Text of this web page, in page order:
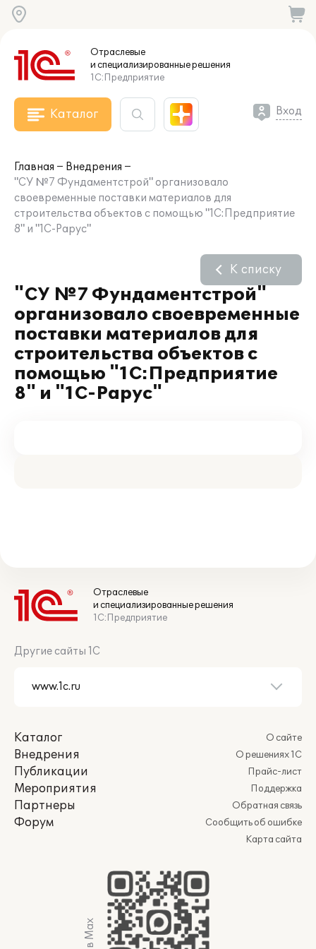
Отраслевые
и специализированныерешения
1С:Предприятие
Каталог Вход
Главная
Внедрения
"СУ №7 Фундаментстрой" организовало
своевременные поставки материалов для
строительства объектов с помощью "1С:Предприятие
8" и "1С-Рарус"
"СУ №7 Фундаментстрой"
организовало своевременные
поставки материалов для
строительства объектов с
помощью "1С:Предприятие
8" и "1С-Рарус"
К списку
Отраслевые
и специализированные решения
1С:Предприятие
Другие сайты 1С
Каталог
Внедрения
Публикации
Мероприятия
Партнеры
Форум
О сайте
О решениях 1С
Прайс-лист
Поддержка
Обратная связь
Сообщить об ошибке
Карта сайта